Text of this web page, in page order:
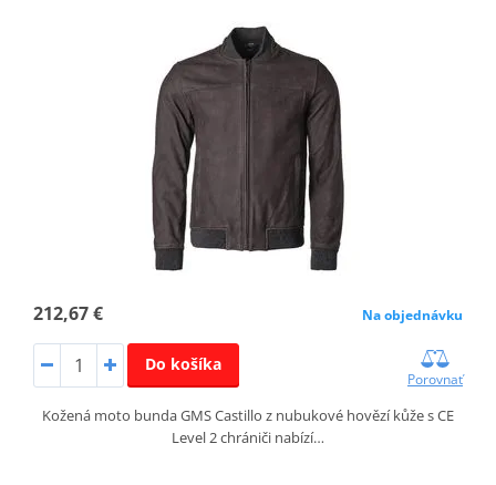
212,67 € Na objednávku
Do košíka
Porovnať
Kožená moto bunda GMS Castillo z nubukové hovězí kůže s CE
Level 2 chrániči nabízí…